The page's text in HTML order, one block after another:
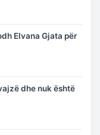
Elvana Gjata për
dhe nuk është